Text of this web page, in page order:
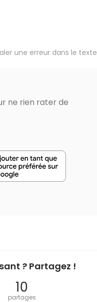
une erreur dans le texte
ne rien rater de
? Partagez !
10
partages